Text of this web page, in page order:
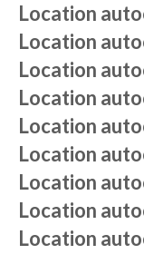
Location
Location
Location
Location
Location
Location
Location
Location
Location